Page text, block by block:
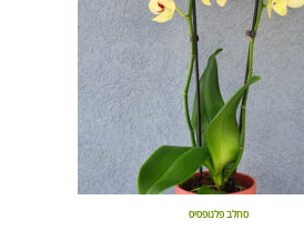
סחלב פלנופסיס